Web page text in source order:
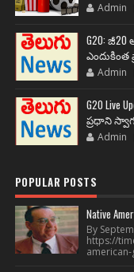
Admin
G20:
ఎందుకింత
Admin
G20 Live
ప్రధాని
Admin
POPULAR POSTS
Native
By
https://